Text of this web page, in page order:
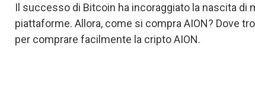
Il successo di Bitcoin ha incoraggiato la nascita di
piattaforme. Allora, come si compra AION? Dove
per comprare facilmente la cripto AION.